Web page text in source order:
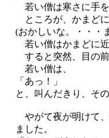
若い僧は寒さに手を
ところが、かまどに
(おかしいな。・・・
若い僧はかまどに近
すると突然、目の前
若い僧は、
「あっ！」
と、叫んだきり、そ
やがて夜が明けて
ました。